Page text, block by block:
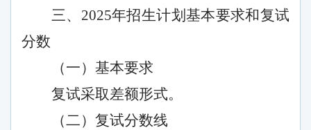
三、 2025年招生计划基本要求和复试
分数
（一）基本要求
复试采取差额形式。
（二）复试分数线